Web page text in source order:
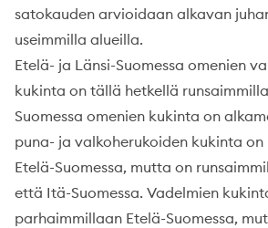
satokauden arvioidaan alkavan
useimmilla alueilla.
Etelä- ja Länsi-Suomessa omenien
kukinta on tällä hetkellä
Suomessa omenien kukinta on
puna- ja valkoherukoiden kukinta
Etelä-Suomessa, mutta on
että Itä-Suomessa. Vadelmien
parhaimmillaan Etelä-Suomessa,